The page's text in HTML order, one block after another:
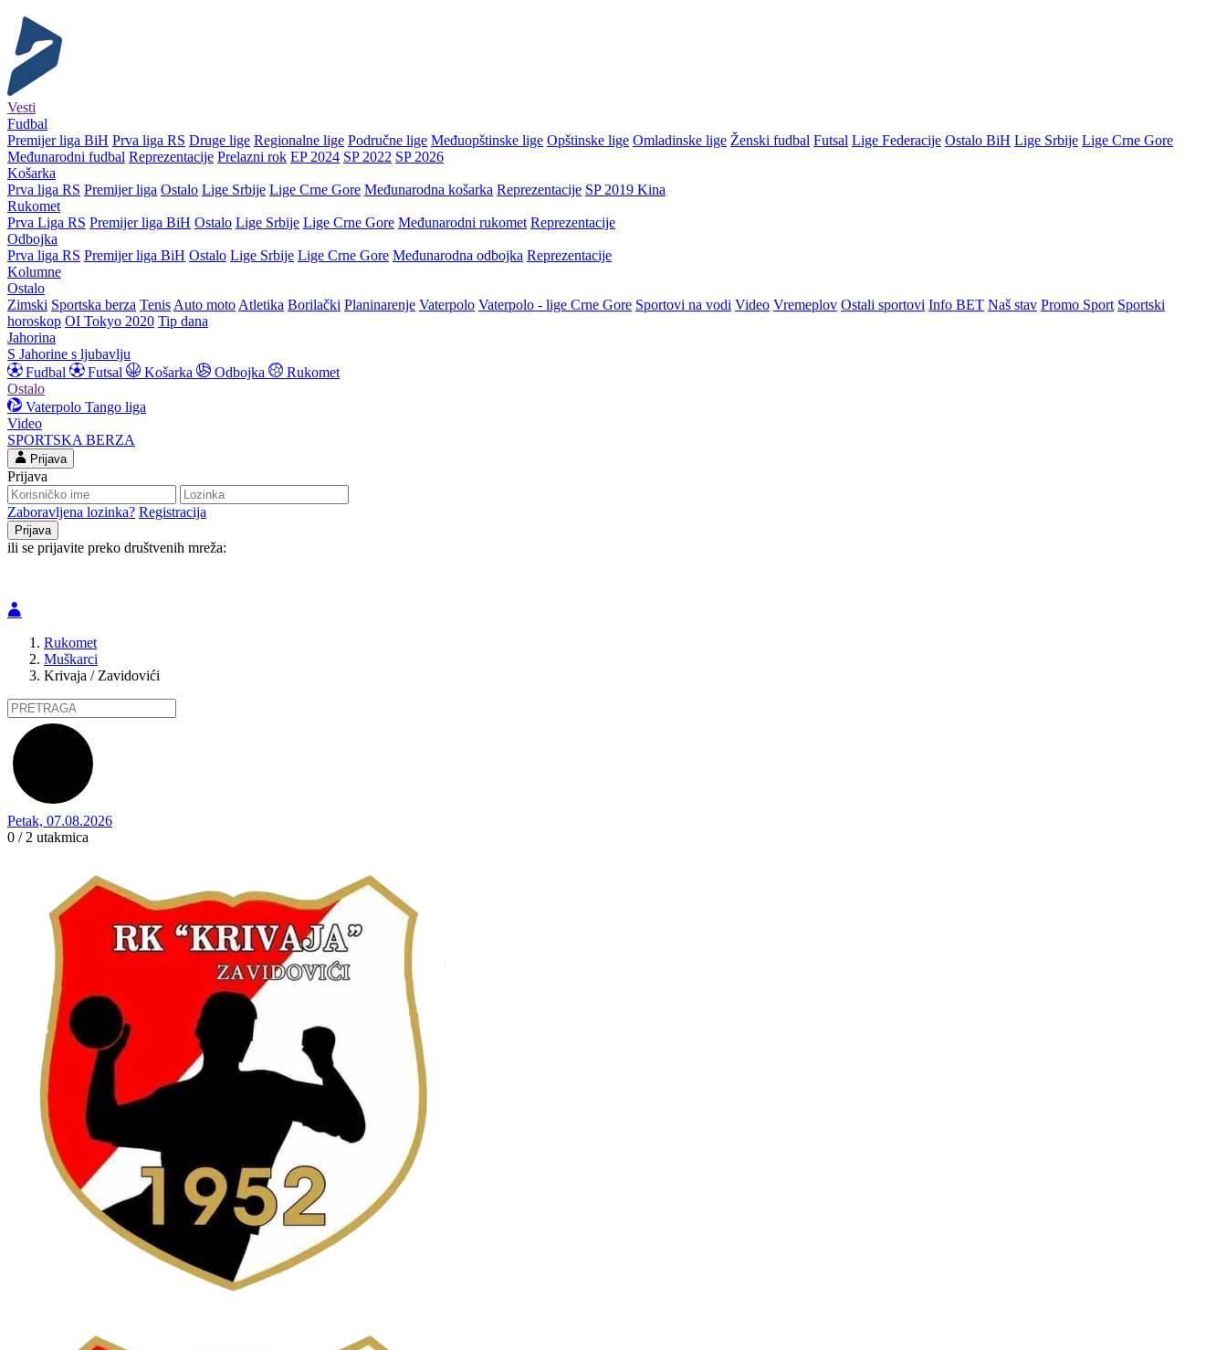
Vesti
Fudbal
Premijer liga BiH Prva liga RS Druge lige Regionalne lige Područne lige Međuopštinske lige Opštinske lige Omladinske lige Ženski fudbal Futsal Lige Federacije Ostalo BiH Lige Srbije Lige Crne Gore
Međunarodni fudbal Reprezentacije Prelazni rok EP 2024 SP 2022 SP 2026
Košarka
Prva liga RS Premijer liga Ostalo Lige Srbije Lige Crne Gore Međunarodna košarka Reprezentacije SP 2019 Kina
Rukomet
Prva Liga RS Premijer liga BiH Ostalo Lige Srbije Lige Crne Gore Međunarodni rukomet Reprezentacije
Odbojka
Prva liga RS Premijer liga BiH Ostalo Lige Srbije Lige Crne Gore Međunarodna odbojka Reprezentacije
Kolumne
Ostalo
Zimski Sportska berza Tenis Auto moto Atletika Borilački Planinarenje Vaterpolo Vaterpolo - lige Crne Gore Sportovi na vodi Video Vremeplov Ostali sportovi Info BET Naš stav Promo Sport Sportski
horoskop OI Tokyo 2020 Tip dana
Jahorina
S Jahorine s ljubavlju
Fudbal
Futsal Košarka Odbojka
Rukomet
Ostalo
Vaterpolo Tango liga
Video
SPORTSKA BERZA
Prijava
Prijava
Zaboravljena lozinka? Registracija
ili se prijavite preko društvenih mreža:
Rukomet
Muškarci
Krivaja / Zavidovići
Petak, 07.08.2026
0 / 2 utakmica